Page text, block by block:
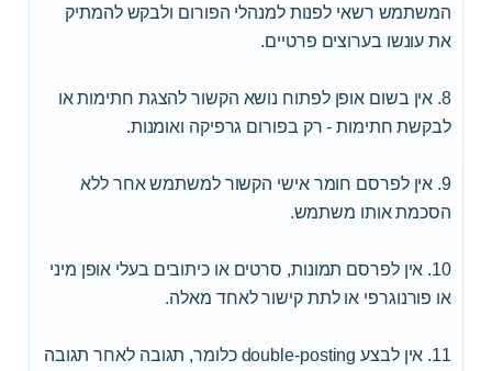
המשתמש רשאי לפנות למנהלי הפורום ולבקש להמתיק
את עונשו בערוצים פרטיים.
8. אין בשום אופן לפתוח נושא הקשור להצגת חתימות או
לבקשת חתימות - רק בפורום גרפיקה ואומנות.
9. אין לפרסם חומר אישי הקשור למשתמש אחר ללא
הסכמת אותו משתמש.
10. אין לפרסם תמונות, סרטים או כיתובים בעלי אופן מיני
או פורנוגרפי או לתת קישור לאחד מאלה.
11. אין לבצע double-posting כלומר, תגובה לאחר תגובה